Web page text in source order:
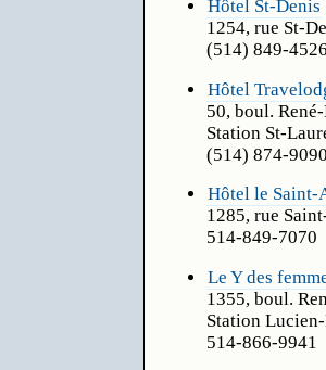
Hôtel St-Denis
1254, rue St-
(514) 849-
Hôtel
50, boul.
Station St-
(514) 874-
Hôtel le Saint-
1285, rue
514-849-7070
Le Y des
1355, boul.
Station
514-866-9941